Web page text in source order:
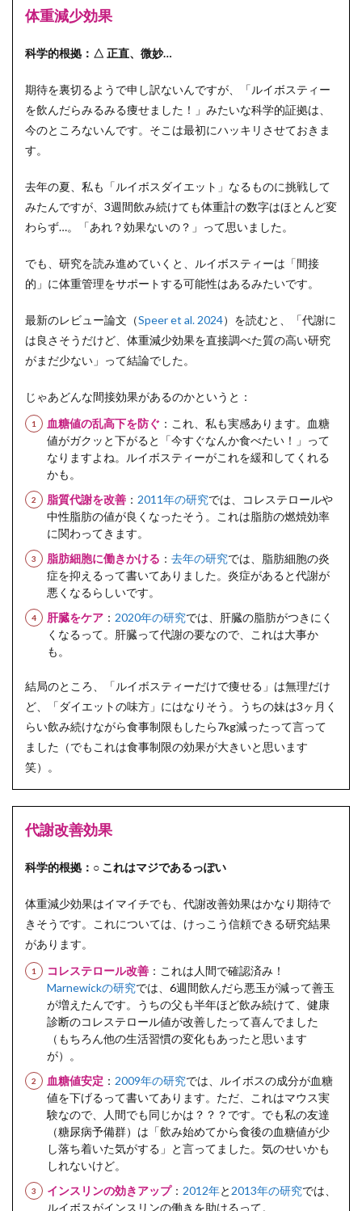
体重減少効果
科学的根拠：△ 正直、微妙…
期待を裏切るようで申し訳ないんですが、「ルイボスティー
を飲んだらみるみる痩せました！」みたいな科学的証拠は、
今のところないんです。そこは最初にハッキリさせておきま
す。
去年の夏、私も「ルイボスダイエット」なるものに挑戦して
みたんですが、3週間飲み続けても体重計の数字はほとんど変
わらず…。「あれ？効果ないの？」って思いました。
でも、研究を読み進めていくと、ルイボスティーは「間接
的」に体重管理をサポートする可能性はあるみたいです。
最新のレビュー論文（Speer et al. 2024）を読むと、「代謝に
は良さそうだけど、体重減少効果を直接調べた質の高い研究
がまだ少ない」って結論でした。
じゃあどんな間接効果があるのかというと：
血糖値の乱高下を防ぐ ：これ、私も実感あります。血糖
値がガクッと下がると「今すぐなんか食べたい！」って
なりますよね。ルイボスティーがこれを緩和してくれる
かも。
脂質代謝を改善 ： 2011年の研究では、コレステロールや
中性脂肪の値が良くなったそう。これは脂肪の燃焼効率
に関わってきます。
脂肪細胞に働きかける ： 去年の研究では、脂肪細胞の炎
症を抑えるって書いてありました。炎症があると代謝が
悪くなるらしいです。
肝臓をケア ： 2020年の研究では、肝臓の脂肪がつきにく
くなるって。肝臓って代謝の要なので、これは大事か
も。
結局のところ、「ルイボスティーだけで痩せる」は無理だけ
ど、「ダイエットの味方」にはなりそう。うちの妹は3ヶ月く
らい飲み続けながら食事制限もしたら7kg減ったって言って
ました（でもこれは食事制限の効果が大きいと思います
笑）。
代謝改善効果
科学的根拠：○ これはマジであるっぽい
体重減少効果はイマイチでも、代謝改善効果はかなり期待で
きそうです。これについては、けっこう信頼できる研究結果
があります。
コレステロール改善 ：これは人間で確認済み！
Marnewickの研究では、6週間飲んだら悪玉が減って善玉
が増えたんです。うちの父も半年ほど飲み続けて、健康
診断のコレステロール値が改善したって喜んでました
（もちろん他の生活習慣の変化もあったと思います
が）。
血糖値安定 ： 2009年の研究では、ルイボスの成分が血糖
値を下げるって書いてあります。ただ、これはマウス実
験なので、人間でも同じかは？？？です。でも私の友達
（糖尿病予備群）は「飲み始めてから食後の血糖値が少
し落ち着いた気がする」と言ってました。気のせいかも
しれないけど。
インスリンの効きアップ： 2012年と 2013年の研究では、
ルイボスがインスリンの働きを助けるって。